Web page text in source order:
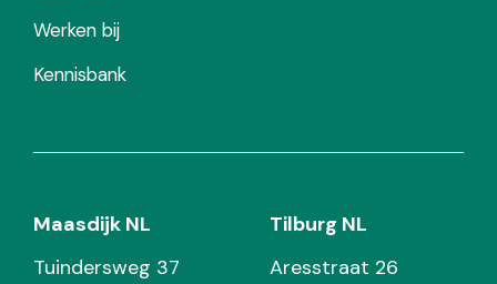
Werken bij
Kennisbank
Maasdijk NL
Tuindersweg 37
Tilburg NL
Aresstraat 26